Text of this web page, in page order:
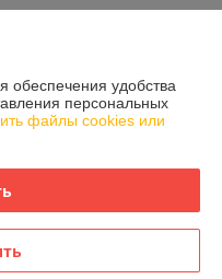
через пару часов
Очень оперативно
продавца!
удобства
персональных
файлы cookies или